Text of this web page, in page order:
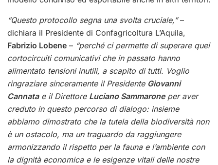
“Questo protocollo segna una svolta cruciale,”–
dichiara il Presidente di Confagricoltura L’Aquila,
Fabrizio Lobene – “perché ci permette di superare quei
cortocircuiti comunicativi che in passato hanno
alimentato tensioni inutili, a scapito di tutti. Voglio
ringraziare sinceramente il Presidente Giovanni
Cannatae il Direttore Luciano Sammaroneper aver
creduto in questo percorso di dialogo: insieme
abbiamo dimostrato che la tutela della biodiversità non
è un ostacolo, ma un traguardo da raggiungere
armonizzando il rispetto per la fauna e l’ambiente con
la dignità economica e le esigenze vitali delle nostre